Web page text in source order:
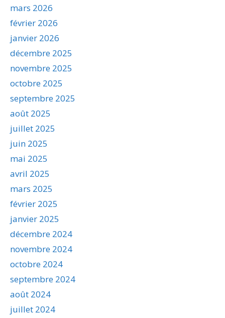
mars 2026
février 2026
janvier 2026
décembre 2025
novembre 2025
octobre 2025
septembre 2025
août 2025
juillet 2025
juin 2025
mai 2025
avril 2025
mars 2025
février 2025
janvier 2025
décembre 2024
novembre 2024
octobre 2024
septembre 2024
août 2024
juillet 2024